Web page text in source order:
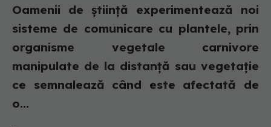
Oamenii de ştiinţă experimentează noi
sisteme de comunicare cu plantele, prin
organisme vegetale carnivore
manipulate de la distanţă sau vegetaţie
ce semnalează când este afectată de
o...